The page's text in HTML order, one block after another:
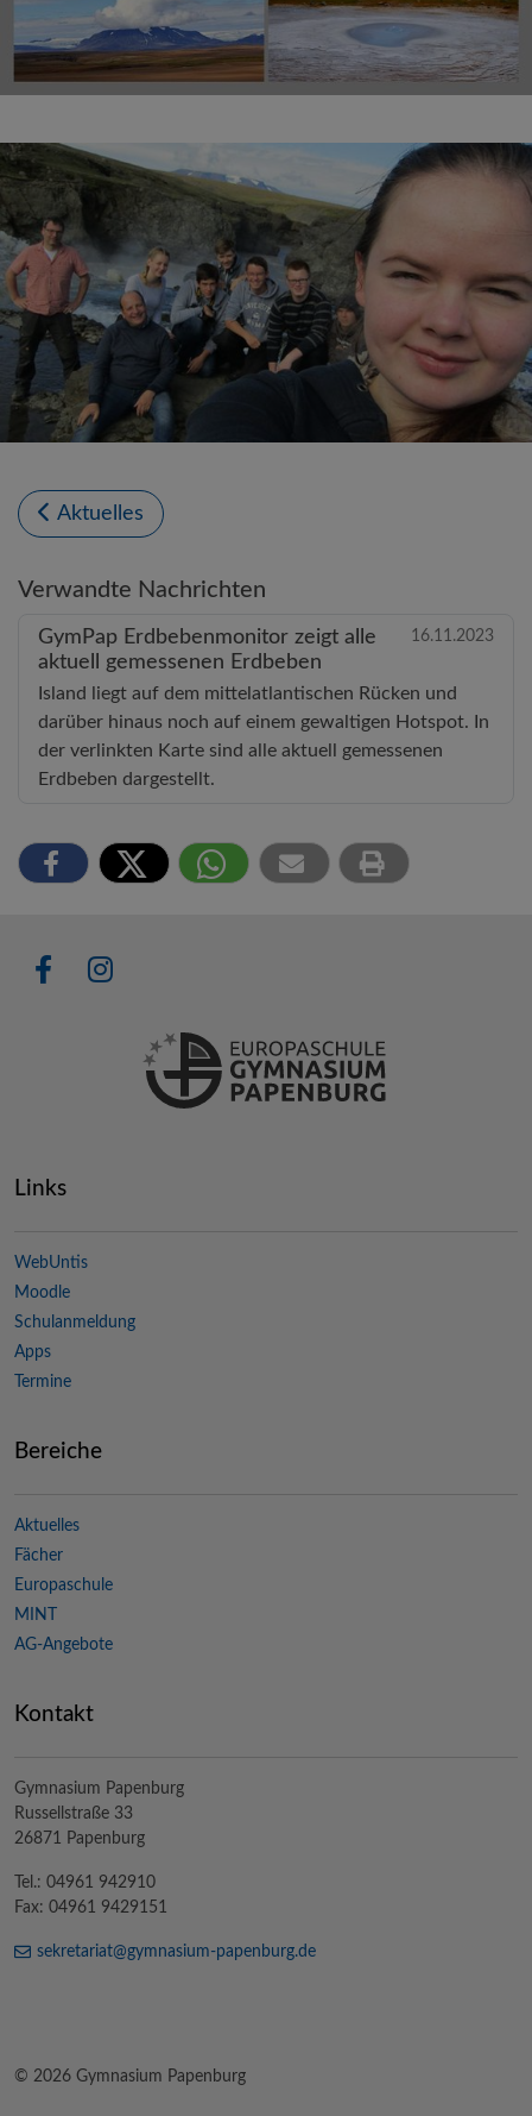
Aktuelles
Verwandte Nachrichten
GymPap Erdbebenmonitor zeigt alle
aktuell gemessenen Erdbeben
16.11.2023
Island liegt auf dem mittelatlantischen Rücken und
darüber hinaus noch auf einem gewaltigen Hotspot. In
der verlinkten Karte sind alle aktuell gemessenen
Erdbeben dargestellt.
Links
WebUntis
Moodle
Schulanmeldung
Apps
Termine
Bereiche
Aktuelles
Fächer
Europaschule
MINT
AG-Angebote
Kontakt
Gymnasium Papenburg
Russellstraße 33
26871 Papenburg
Tel.: 04961 942910
Fax: 04961 9429151
sekretariat@gymnasium-papenburg.de
© 2026 Gymnasium Papenburg